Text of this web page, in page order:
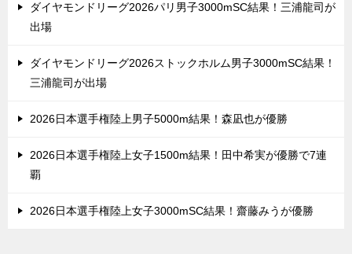
ダイヤモンドリーグ2026パリ男子3000mSC結果！三浦龍司が
出場
ダイヤモンドリーグ2026ストックホルム男子3000mSC結果！
三浦龍司が出場
2026日本選手権陸上男子5000m結果！森凪也が優勝
2026日本選手権陸上女子1500m結果！田中希実が優勝で7連
覇
2026日本選手権陸上女子3000mSC結果！齋藤みうが優勝